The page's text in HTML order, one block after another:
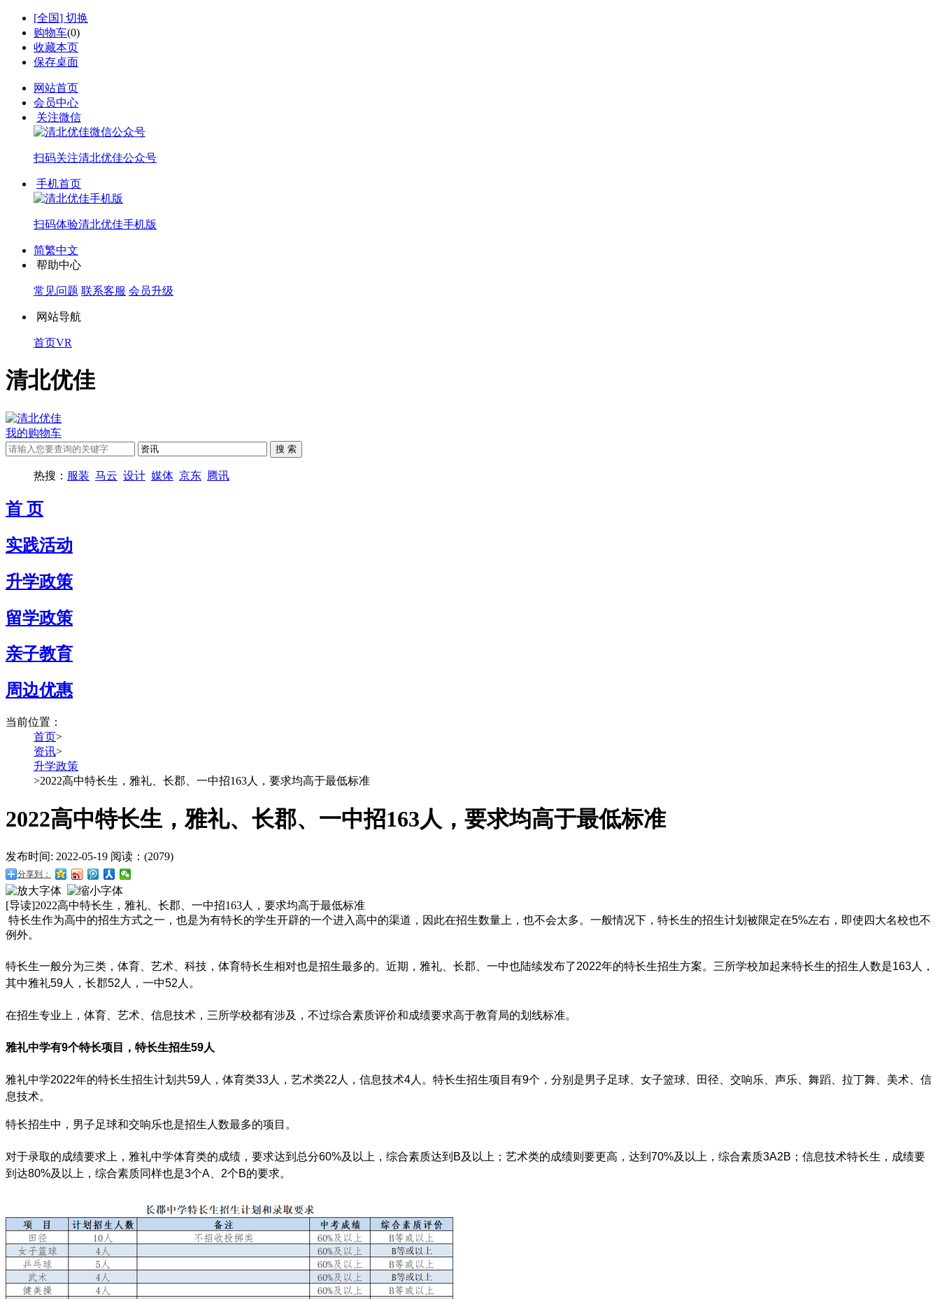
[全国] 切换
购物车(0)
收藏本页
保存桌面
网站首页
会员中心
关注微信
扫码关注清北优佳公众号
手机首页
扫码体验清北优佳手机版
简繁中文
帮助中心
常见问题 联系客服 会员升级
网站导航
首页VR
清北优佳
我的购物车
热搜： 服装 马云 设计 媒体 京东 腾讯
首 页
实践活动
升学政策
留学政策
亲子教育
周边优惠
当前位置：
首页>
资讯>
升学政策
>2022高中特长生，雅礼、长郡、一中招163人，要求均高于最低标准
2022高中特长生，雅礼、长郡、一中招163人，要求均高于最低标准
发布时间: 2022-05-19 阅读：(2079)
分享到：
[导读]2022高中特长生，雅礼、长郡、一中招163人，要求均高于最低标准
特长生作为高中的招生方式之一，也是为有特长的学生开辟的一个进入高中的渠道，因此在招生数量上，也不会太多。一般情况下，特长生的招生计划被限定在5%左右，即使四大名校也不
例外。
特长生一般分为三类，体育、艺术、科技，体育特长生相对也是招生最多的。近期，雅礼、长郡、一中也陆续发布了2022年的特长生招生方案。三所学校加起来特长生的招生人数是163人，
其中雅礼59人，长郡52人，一中52人。
在招生专业上，体育、艺术、信息技术，三所学校都有涉及，不过综合素质评价和成绩要求高于教育局的划线标准。
雅礼中学有9个特长项目，特长生招生59人
雅礼中学2022年的特长生招生计划共59人，体育类33人，艺术类22人，信息技术4人。特长生招生项目有9个，分别是男子足球、女子篮球、田径、交响乐、声乐、舞蹈、拉丁舞、美术、信
息技术。
特长招生中，男子足球和交响乐也是招生人数最多的项目。
对于录取的成绩要求上，雅礼中学体育类的成绩，要求达到总分60%及以上，综合素质达到B及以上 ；艺术类的成绩则要更高，达到70%及以上，综合素质3A2B；信息技术特长生，成绩要
到达80%及以上，综合素质同样也是3个A、2个B的要求。